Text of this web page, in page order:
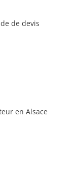
de devis
en Alsace